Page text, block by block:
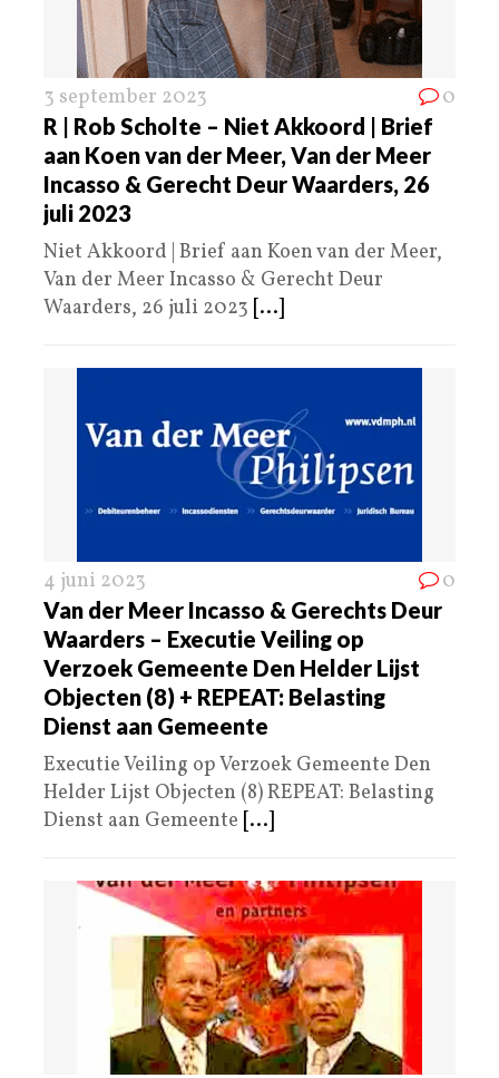
3 september 2023 0
R | Rob Scholte – Niet Akkoord | Brief
aan Koen van der Meer, Van der Meer
Incasso & Gerecht Deur Waarders, 26
juli 2023
Niet Akkoord | Brief aan Koen van der Meer,
Van der Meer Incasso & Gerecht Deur
Waarders, 26 juli 2023 [...]
4 juni 2023 0
Van der Meer Incasso & Gerechts Deur
Waarders – Executie Veiling op
Verzoek Gemeente Den Helder Lijst
Objecten (8) + REPEAT: Belasting
Dienst aan Gemeente
Executie Veiling op Verzoek Gemeente Den
Helder Lijst Objecten (8) REPEAT: Belasting
Dienst aan Gemeente [...]